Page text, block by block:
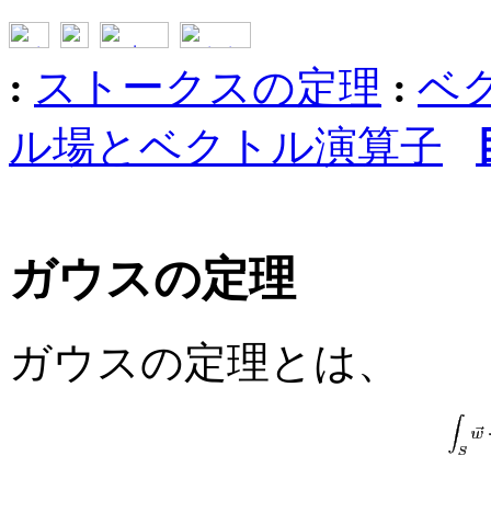
: ストークスの定理 : ベ
ル場とベクトル演算子
ガウスの定理
ガウスの定理とは、